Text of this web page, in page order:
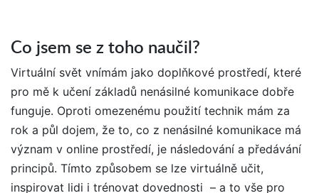
Co jsem se z toho naučil?
Virtuální svět vnímám jako doplňkové prostředí, které
pro mě k učení základů nenásilné komunikace dobře
funguje. Oproti omezenému použití technik mám za
rok a půl dojem, že to, co z nenásilné komunikace má
význam v online prostředí, je následování a předávání
principů. Tímto způsobem se lze virtuálně učit,
inspirovat lidi i trénovat dovednosti – a to vše pro